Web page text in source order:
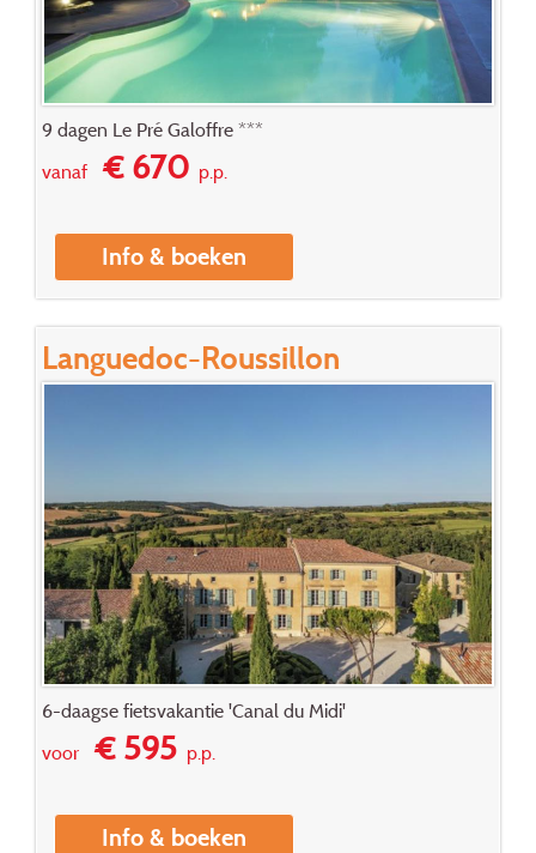
9 dagen Le Pré Galoffre ***
vanaf€ 670p.p.
Info & boeken
Languedoc-Roussillon
6-daagse fietsvakantie 'Canal du Midi'
voor€ 595p.p.
Info & boeken